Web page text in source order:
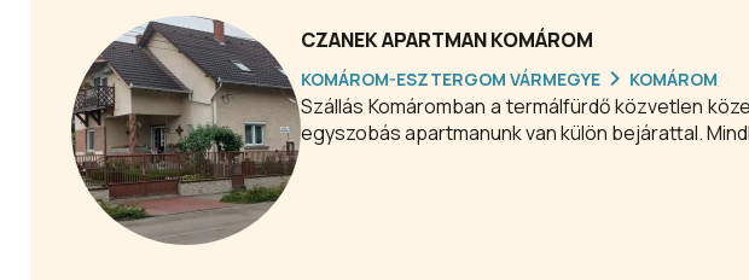
CZANEK APARTMAN KOMÁROM
KOMÁROM-ESZTERGOM VÁRMEGYE KOMÁROM
Szállás Komáromban a termálfürdő közvetlen közelében! Házunk emeletén két kényelmes, szép
egyszobás apartmanunk van külön bejárattal.